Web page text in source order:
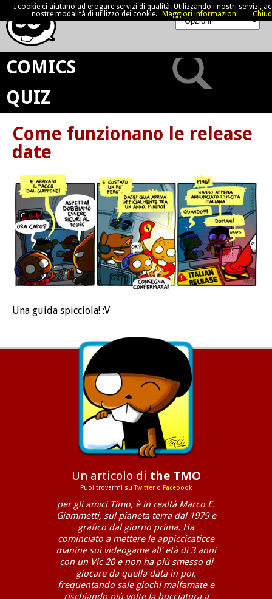
COMICS
QUIZ
Come funzionano le release
date
Una guida spicciola! :V
Un articolo di the TMO
Puoi trovarmi suTwittero Facebook
per gli amici Timo, è in realtà Marco E.
Giammetti, sul pianeta terra dal 1979 e
grafico dal giorno prima. Ha
cominciato a mettere le appiccicaticce
manine sui videogame all’ età di 3 anni
con un Vic 20 e non ha più smesso di
giocare da quella data in poi,
frequentando sale giochi malfamate e
I cookie ci aiutano ad erogare servizi di qualità. Utilizzando i nostri servizi,
nostre modalità di utilizzo dei cookie.
Maggiori informazioni